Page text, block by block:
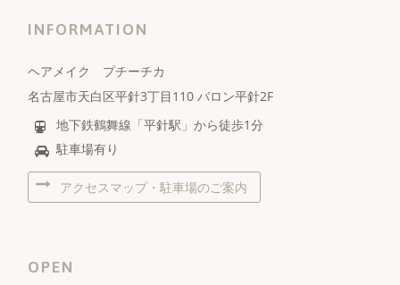
INFORMATION
ヘアメイク プチーチカ
名古屋市天白区平針3丁目110 バロン平針2F
地下鉄鶴舞線「平針駅」から徒歩1分
駐車場有り
アクセスマップ・駐車場のご案内
OPEN